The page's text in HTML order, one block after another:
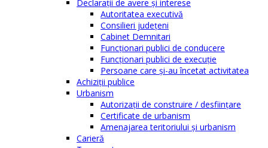
Declaraţii de avere şi interese
Autoritatea executivă
Consilieri judeţeni
Cabinet Demnitari
Funcţionari publici de conducere
Funcționari publici de execuție
Persoane care şi-au încetat activitatea
Achiziţii publice
Urbanism
Autorizații de construire / desființare
Certificate de urbanism
Amenajarea teritoriului şi urbanism
Carieră